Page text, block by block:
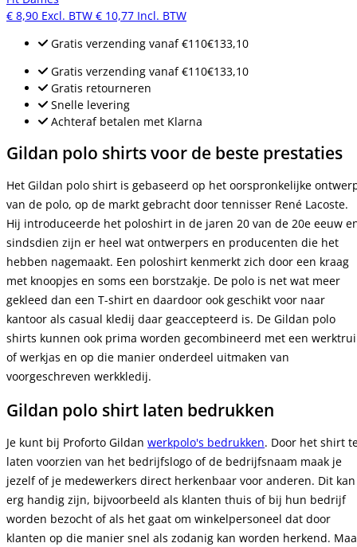
€ 8,90 Excl. BTW € 10,77 Incl. BTW
Gratis verzending vanaf€110€133,10
Gratis verzending vanaf€110€133,10
Gratis retourneren
Snelle levering
Achteraf betalen met Klarna
Gildan polo shirts voor de beste prestaties
Het Gildan polo shirt is gebaseerd op het oorspronkelijke
van de polo, op de markt gebracht door tennisser René Lacoste.
Hij introduceerde het poloshirt in de jaren 20 van de 20e eeuw
sindsdien zijn er heel wat ontwerpers en producenten die het
hebben nagemaakt. Een poloshirt kenmerkt zich door een kraag
met knoopjes en soms een borstzakje. De polo is net wat meer
gekleed dan een T-shirt en daardoor ook geschikt voor naar
kantoor als casual kledij daar geaccepteerd is. De Gildan polo
shirts kunnen ook prima worden gecombineerd met een werktrui
of werkjas en op die manier onderdeel uitmaken van
voorgeschreven werkkledij.
Gildan polo shirt laten bedrukken
Je kunt bij Proforto Gildan werkpolo's bedrukken. Door het shirt
laten voorzien van het bedrijfslogo of de bedrijfsnaam maak je
jezelf of je medewerkers direct herkenbaar voor anderen. Dit kan
erg handig zijn, bijvoorbeeld als klanten thuis of bij hun bedrijf
worden bezocht of als het gaat om winkelpersoneel dat door
klanten op die manier snel als zodanig kan worden herkend.